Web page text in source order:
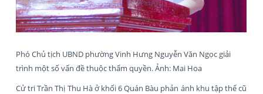
Phó Chủ tịch UBND phường Vinh Hưng Nguyễn Văn Ngọc giải
trình một số vấn đề thuộc thẩm quyền. Ảnh: Mai Hoa
Cử tri Trần Thị Thu Hà ở khối 6 Quán Bàu phản ánh khu tập thể cũ